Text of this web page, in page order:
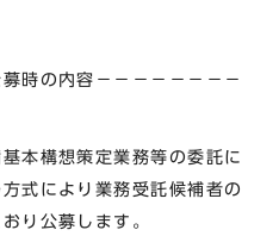
時の内容－－－－－－－－
本構想策定業務等の委託に
式により業務受託候補者の
り公募します。